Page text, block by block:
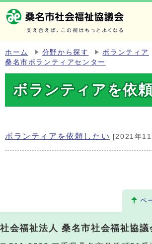
ホーム 分野から探す
ボランティア
桑名市ボランティアセンター
ボランティアを依
ボランティアを依頼したい [2021年
ペ
社会福祉法人 桑名市社会福祉協議